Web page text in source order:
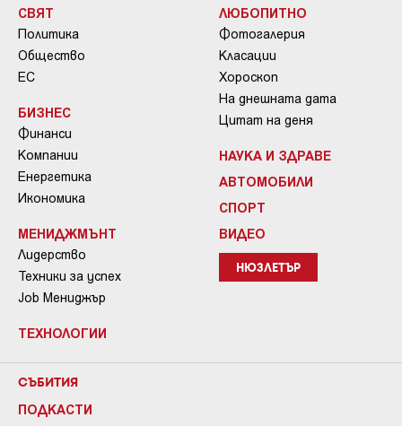
СВЯТ
Политика
Общество
ЕС
БИЗНЕС
Финанси
Компании
Енергетика
Икономика
МЕНИДЖМЪНТ
Лидерство
Техники за успех
Job Мениджър
ТЕХНОЛОГИИ
ЛЮБОПИТНО
Фотогалерия
Класации
Хороскоп
На днешната дата
Цитат на деня
НАУКА И ЗДРАВЕ
АВТОМОБИЛИ
СПОРТ
ВИДЕО
НЮЗЛЕТЪР
СЪБИТИЯ
ПОДКАСТИ